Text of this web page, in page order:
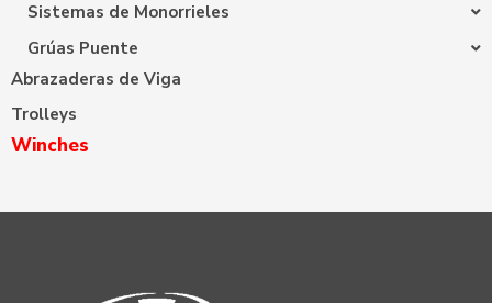
Sistemas de Monorrieles
Grúas Puente
Abrazaderas de Viga
Trolleys
Winches